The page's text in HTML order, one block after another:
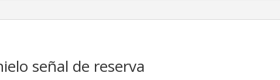
señal de reserva